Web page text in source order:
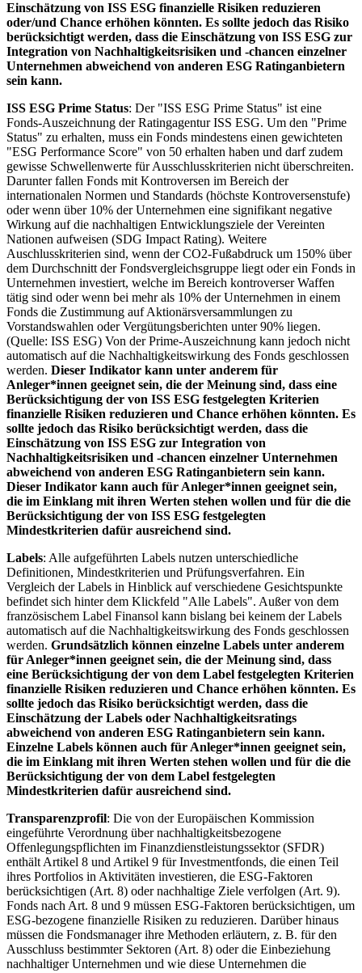
Einschätzung von ISS ESG finanzielle Risiken reduzieren
oder/und Chance erhöhen könnten. Es sollte jedoch das Risiko
berücksichtigt werden, dass die Einschätzung von ISS ESG zur
Integration von Nachhaltigkeitsrisiken und -chancen einzelner
Unternehmen abweichend von anderen ESG Ratinganbietern
sein kann.
ISS ESG Prime Status: Der "ISS ESG Prime Status" ist eine
Fonds-Auszeichnung der Ratingagentur ISS ESG. Um den "Prime
Status" zu erhalten, muss ein Fonds mindestens einen gewichteten
"ESG Performance Score" von 50 erhalten haben und darf zudem
gewisse Schwellenwerte für Ausschlusskriterien nicht überschreiten.
Darunter fallen Fonds mit Kontroversen im Bereich der
internationalen Normen und Standards (höchste Kontroversenstufe)
oder wenn über 10% der Unternehmen eine signifikant negative
Wirkung auf die nachhaltigen Entwicklungsziele der Vereinten
Nationen aufweisen (SDG Impact Rating). Weitere
Auschlusskriterien sind, wenn der CO2-Fußabdruck um 150% über
dem Durchschnitt der Fondsvergleichsgruppe liegt oder ein Fonds in
Unternehmen investiert, welche im Bereich kontroverser Waffen
tätig sind oder wenn bei mehr als 10% der Unternehmen in einem
Fonds die Zustimmung auf Aktionärsversammlungen zu
Vorstandswahlen oder Vergütungsberichten unter 90% liegen.
(Quelle: ISS ESG) Von der Prime-Auszeichnung kann jedoch nicht
automatisch auf die Nachhaltigkeitswirkung des Fonds geschlossen
werden. Dieser Indikator kann unter anderem für
Anleger*innen geeignet sein, die der Meinung sind, dass eine
Berücksichtigung der von ISS ESG festgelegten Kriterien
finanzielle Risiken reduzieren und Chance erhöhen könnten. Es
sollte jedoch das Risiko berücksichtigt werden, dass die
Einschätzung von ISS ESG zur Integration von
Nachhaltigkeitsrisiken und -chancen einzelner Unternehmen
abweichend von anderen ESG Ratinganbietern sein kann.
Dieser Indikator kann auch für Anleger*innen geeignet sein,
die im Einklang mit ihren Werten stehen wollen und für die die
Berücksichtigung der von ISS ESG festgelegten
Mindestkriterien dafür ausreichend sind.
Labels: Alle aufgeführten Labels nutzen unterschiedliche
Definitionen, Mindestkriterien und Prüfungsverfahren. Ein
Vergleich der Labels in Hinblick auf verschiedene Gesichtspunkte
befindet sich hinter dem Klickfeld "Alle Labels". Außer von dem
französischem Label Finansol kann bislang bei keinem der Labels
automatisch auf die Nachhaltigkeitswirkung des Fonds geschlossen
werden. Grundsätzlich können einzelne Labels unter anderem
für Anleger*innen geeignet sein, die der Meinung sind, dass
eine Berücksichtigung der von dem Label festgelegten Kriterien
finanzielle Risiken reduzieren und Chance erhöhen könnten. Es
sollte jedoch das Risiko berücksichtigt werden, dass die
Einschätzung der Labels oder Nachhaltigkeitsratings
abweichend von anderen ESG Ratinganbietern sein kann.
Einzelne Labels können auch für Anleger*innen geeignet sein,
die im Einklang mit ihren Werten stehen wollen und für die die
Berücksichtigung der von dem Label festgelegten
Mindestkriterien dafür ausreichend sind.
Transparenzprofil: Die von der Europäischen Kommission
eingeführte Verordnung über nachhaltigkeitsbezogene
Offenlegungspflichten im Finanzdienstleistungssektor (SFDR)
enthält Artikel 8 und Artikel 9 für Investmentfonds, die einen Teil
ihres Portfolios in Aktivitäten investieren, die ESG-Faktoren
berücksichtigen (Art. 8) oder nachhaltige Ziele verfolgen (Art. 9).
Fonds nach Art. 8 und 9 müssen ESG-Faktoren berücksichtigen, um
ESG-bezogene finanzielle Risiken zu reduzieren. Darüber hinaus
müssen die Fondsmanager ihre Methoden erläutern, z. B. für den
Ausschluss bestimmter Sektoren (Art. 8) oder die Einbeziehung
nachhaltiger Unternehmen und wie diese Unternehmen die